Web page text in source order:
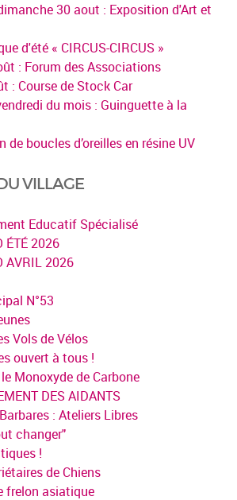
30 aout : Exposition d'Art et
d'été « CIRCUS-CIRCUS »
: Forum des Associations
: Course de Stock Car
du mois : Guinguette à la
de boucles d’oreilles en résine UV
VILLAGE
Educatif Spécialisé
ÉTÉ 2026
AVRIL 2026
N°53
Vols de Vélos
ouvert à tous !
Monoxyde de Carbone
DES AIDANTS
: Ateliers Libres
changer"
!
de Chiens
frelon asiatique